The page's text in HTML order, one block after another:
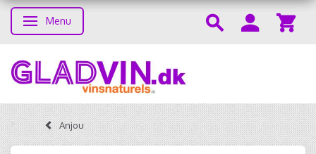
Skifte navigation
Menu
Anjou